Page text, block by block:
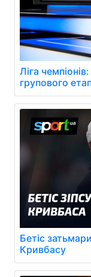
Ліга
групового
Бетіс
Кривбасу